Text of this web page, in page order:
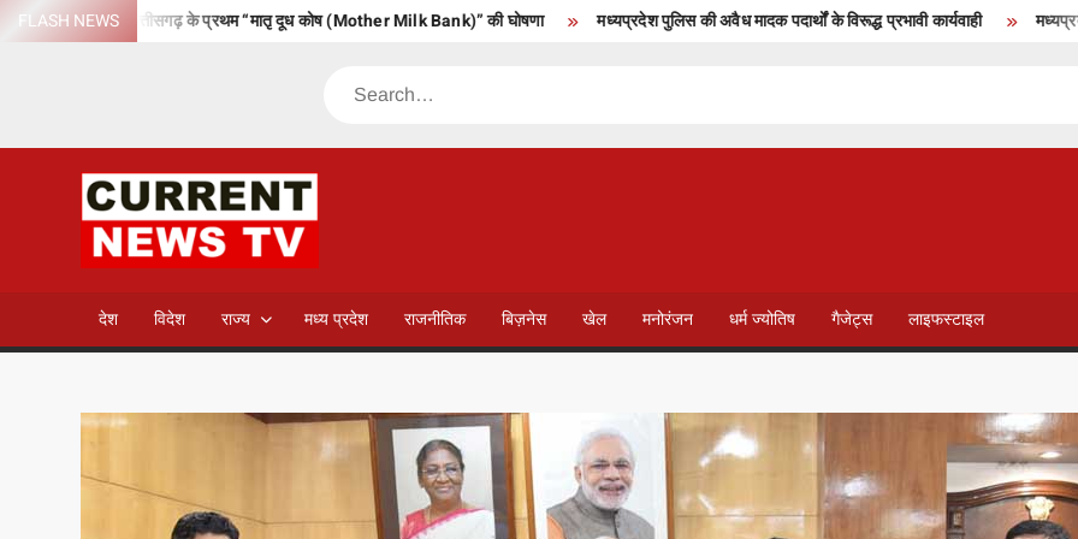
SkipFLASH NEWS
आयोजन, छत्तीसगढ़ के प्रथम “मातृ दूध कोष (Mother Milk Bank)” की घोषणा मध्यप्रदेश पुलिस की अवैध मादक पदार्थों के विरूद्ध प्रभावी कार्यवाही मध्यप्रदेश में
Search
NEWS TV
देश विदेश राज्य मध्य प्रदेश राजनीतिक बिज़नेस खेल मनोरंजन धर्म ज्योतिष गैजेट्स लाइफस्टाइल